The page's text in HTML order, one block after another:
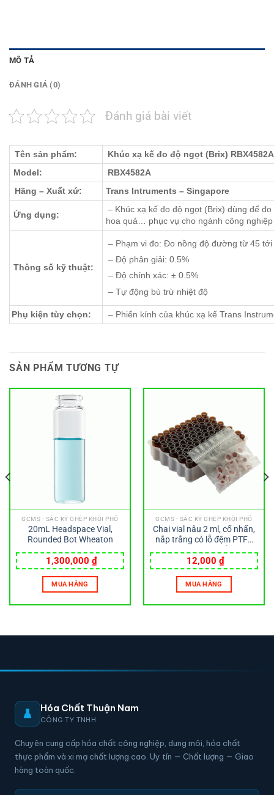
MÔ TẢ
ĐÁNH GIÁ (0)
Đánh giá bài viết
Tên sản phẩm:
Khúc xạ kế đo độ ngọt (Brix)
Model:
RBX4582A
Hãng – Xuất xứ:
Trans Intruments – Singapore
Ứng dụng:
– Khúc xạ kế đo độ ngọt (Brix) dùng để
hoa quả… phục vụ cho ngành công
Thông số kỹ thuật:
– Phạm vi đo: Đo nồng độ đường từ 45 tới
– Độ phân giải: 0.5%
– Độ chính xác: ± 0.5%
– Tự động bù trừ nhiệt độ
Phụ kiện tùy chọn: – Phiến kính của khúc xạ kế Trans
SẢN PHẨM TƯƠNG TỰ
GCMS - SẮC KÝ GHÉP KHỐI PHỔ
20mL Headspace Vial,
Rounded Bot Wheaton
1,300,000 ₫
MUA HÀNG
GCMS - SẮC KÝ GHÉP KHỐI PHỔ
Chai vial nâu 2 ml, cổ nhấn,
nắp trắng có lỗ đệm PTFE
12x32mm Wheaton
12,000 ₫
MUA HÀNG
Hóa Chất Thuận Nam
CÔNG TY TNHH
Chuyên cung cấp hóa chất công nghiệp, dung môi, hóa chất
thực phẩm và xi mạ chất lượng cao. Uy tín — Chất lượng — Giao
hàng toàn quốc.